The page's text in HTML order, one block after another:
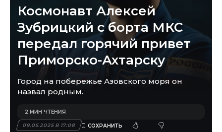
Космонавт Алексей
Зубрицкий с борта МКС
передал горячий привет
Приморско-Ахтарску
Город на побережье Азовского моря он
назвал родным.
09.05.2025 В 17:08
2 МИН ЧТЕНИЯ